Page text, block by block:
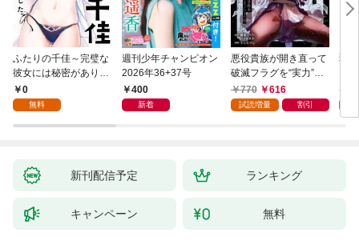
ふたりの千佳～完璧な
彼女には秘密がありま
した(1)
0
無料
週刊少年チャンピオン
2026年36+37号
400
新着
悪役貴族が開き直って
破滅フラグを“実力”で
叩き折っていたら、い
つの間にかヒロイン達
770 616
試読増量 割引
弱
新刊配信予定 ランキング
キャンペーン 無料